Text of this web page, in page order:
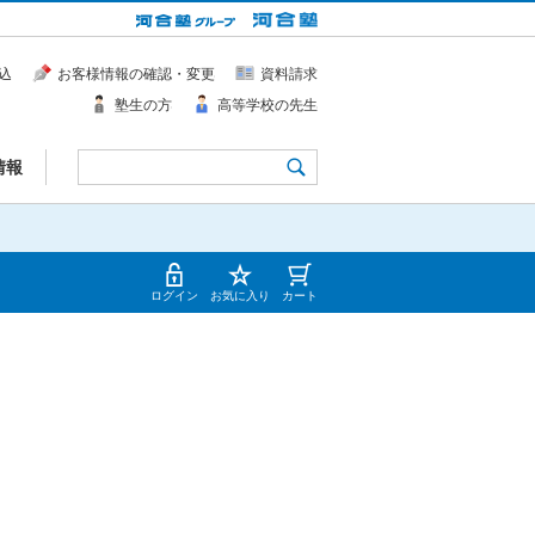
報
お客様情報の確認・変更
資料請求
塾生の方
高等学校の先生
ログイン お気に入り カート